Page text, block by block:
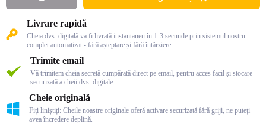
Livrare rapidă
Cheia dvs. digitală va fi livrată instantaneu în 1-3 secunde prin sistemul nostru
complet automatizat - fără așteptare și fără întârziere.
Trimite email
Vă trimitem cheia secretă cumpărată direct pe email, pentru acces facil și stocare
securizată a cheii dvs. digitale.
Cheie originală
Fiți liniștiți: Cheile noastre originale oferă activare securizată fără griji, ne puteți
avea încredere deplină.